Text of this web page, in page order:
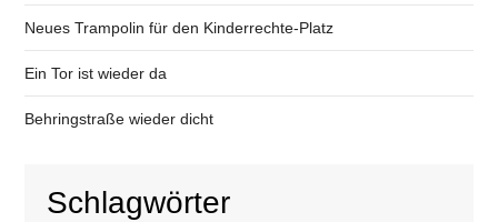
Neues Trampolin für den Kinderrechte-Platz
Ein Tor ist wieder da
Behringstraße wieder dicht
Schlagwörter